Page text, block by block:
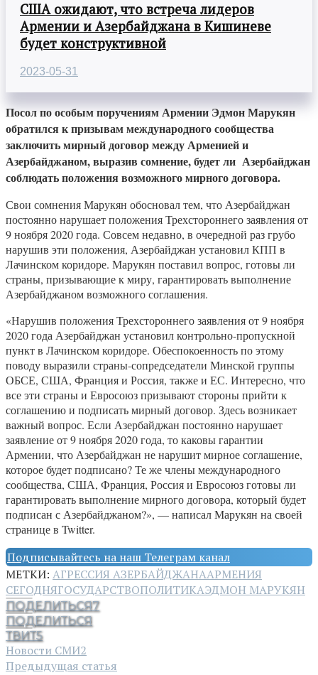
США ожидают, что встреча лидеров
Армении и Азербайджана в Кишиневе
будет конструктивной
2023-05-31
Посол по особым поручениям Армении Эдмон Марукян
обратился к призывам международного сообщества
заключить мирный договор между Арменией и
Азербайджаном, выразив сомнение, будет ли Азербайджан
соблюдать положения возможного мирного договора.
Свои сомнения Марукян обосновал тем, что Азербайджан
постоянно нарушает положения Трехстороннего заявления от
9 ноября 2020 года. Совсем недавно, в очередной раз грубо
нарушив эти положения, Азербайджан установил КПП в
Лачинском коридоре. Марукян поставил вопрос, готовы ли
страны, призывающие к миру, гарантировать выполнение
Азербайджаном возможного соглашения.
«Нарушив положения Трехстороннего заявления от 9 ноября
2020 года Азербайджан установил контрольно-пропускной
пункт в Лачинском коридоре. Обеспокоенность по этому
поводу выразили страны-сопредседатели Минской группы
ОБСЕ, США, Франция и Россия, также и ЕС. Интересно, что
все эти страны и Евросоюз призывают стороны прийти к
соглашению и подписать мирный договор. Здесь возникает
важный вопрос. Если Азербайджан постоянно нарушает
заявление от 9 ноября 2020 года, то каковы гарантии
Армении, что Азербайджан не нарушит мирное соглашение,
которое будет подписано? Те же члены международного
сообщества, США, Франция, Россия и Евросоюз готовы ли
гарантировать выполнение мирного договора, который будет
подписан с Азербайджаном?», — написал Марукян на своей
странице в Twitter.
Подписывайтесь на наш Телеграм канал
МЕТКИ: АГРЕССИЯ АЗЕРБАЙДЖАНААРМЕНИЯ
СЕГОДНЯГОСУДАРСТВОПОЛИТИКАЭДМОН МАРУКЯН
ПОДЕЛИТЬСЯ7
ПОДЕЛИТЬСЯ
ТВИТ5
Новости СМИ2
Предыдущая статья